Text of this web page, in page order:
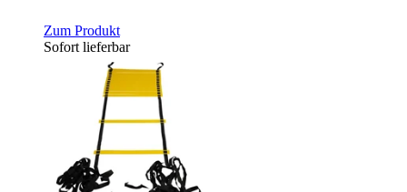
Zum Produkt
Sofort lieferbar